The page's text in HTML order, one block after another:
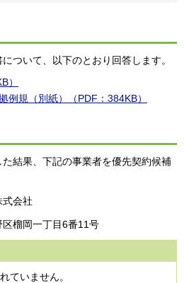
ついて、以下のとおり回答します。
）
例規（別紙）（PDF：384KB）
結果、下記の事業者を優先契約候補
会社
榴岡一丁目6番11号
ていません。